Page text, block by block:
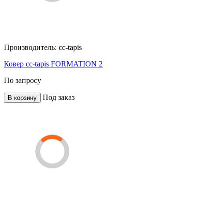
Производитель: cc-tapis
Ковер cc-tapis FORMATION 2
По запросу
В корзину Под заказ